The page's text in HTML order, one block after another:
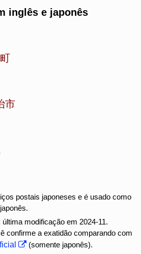
inglês e japonês
市
postais japoneses e é usado como
modificação em 2024-11.
confirme a exatidão comparando com
(somente japonês).